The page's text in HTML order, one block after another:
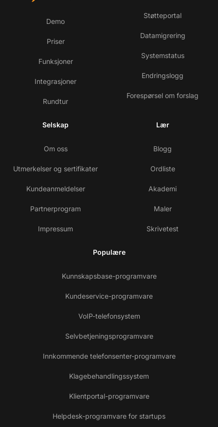
Demo
Priser
Funksjoner
Integrasjoner
Rundtur
Støtteportal
Datamigrering
Systemstatus
Endringslogg
Forespørsel om forslag
Selskap
Om oss
Utmerkelser og sertifikater
Kundeanmeldelser
Partnerprogram
Impressum
Lær
Blogg
Ordliste
Akademi
Maler
Skrivetest
Populære
Kunnskapsbase-programvare
Kundeservice-programvare
VoIP-telefonsystem
Selvbetjeningsprogramvare
Innkommende telefonsenter-programvare
Klagebehandlingssystem
Klientportal-programvare
Helpdesk-programvare for startups